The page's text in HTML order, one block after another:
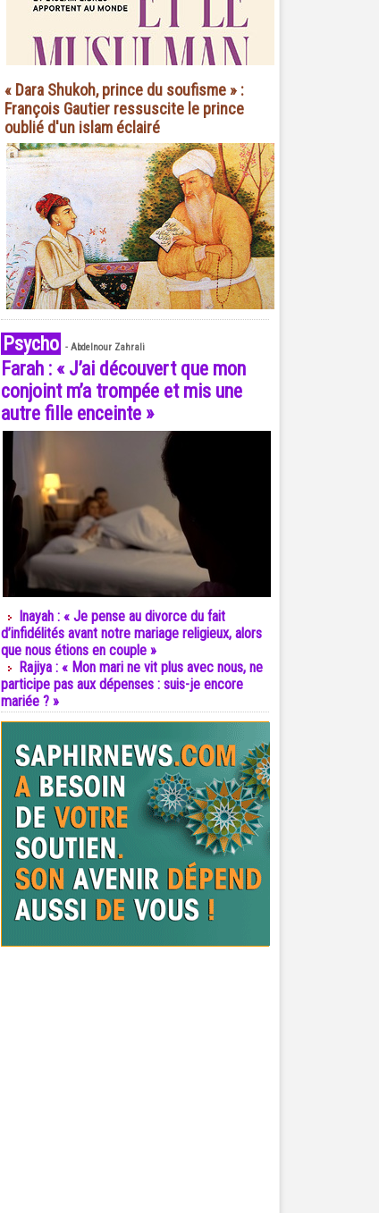
« Dara Shukoh, prince du soufisme » :
François Gautier ressuscite le prince
oublié d'un islam éclairé
Psycho - Abdelnour Zahrali
Farah : « J’ai découvert que mon
conjoint m’a trompée et mis une
autre fille enceinte »
Inayah : « Je pense au divorce du fait
d’infidélités avant notre mariage religieux, alors
que nous étions en couple »
Rajiya : « Mon mari ne vit plus avec nous, ne
participe pas aux dépenses : suis-je encore
mariée ? »